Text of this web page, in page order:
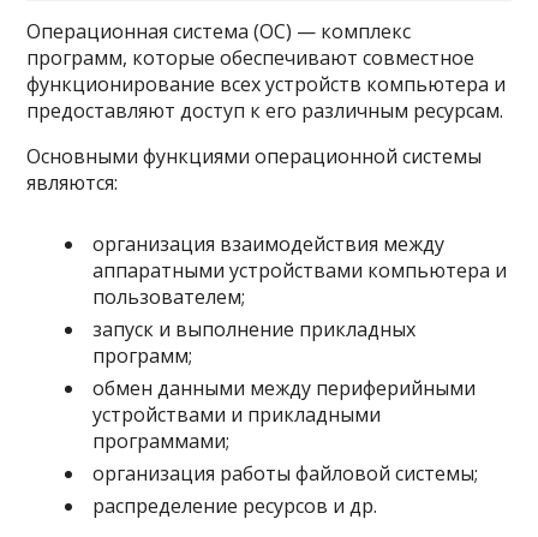
Операционная система (ОС) — комплекс
программ, которые обеспечивают совместное
функционирование всех устройств компьютера и
предоставляют доступ к его различным ресурсам.
Основными функциями операционной системы
являются:
организация взаимодействия между
аппаратными устройствами компьютера и
пользователем;
запуск и выполнение прикладных
программ;
обмен данными между периферийными
устройствами и прикладными
программами;
организация работы файловой системы;
распределение ресурсов и др.